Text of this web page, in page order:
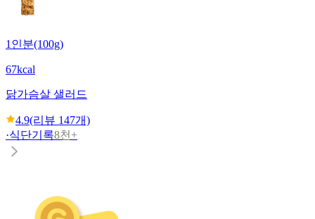
1인분(100g)
67kcal
닭가슴살 샐러드
4.9(리뷰 147개)
·식단기록8천+